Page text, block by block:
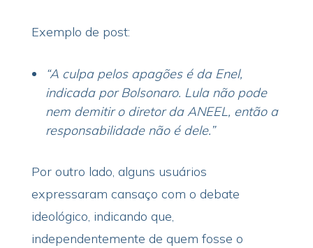
Exemplo de post:
“A culpa pelos apagões é da Enel,
indicada por Bolsonaro. Lula não pode
nem demitir o diretor da ANEEL, então a
responsabilidade não é dele.”
Por outro lado, alguns usuários
expressaram cansaço com o debate
ideológico, indicando que,
independentemente de quem fosse o